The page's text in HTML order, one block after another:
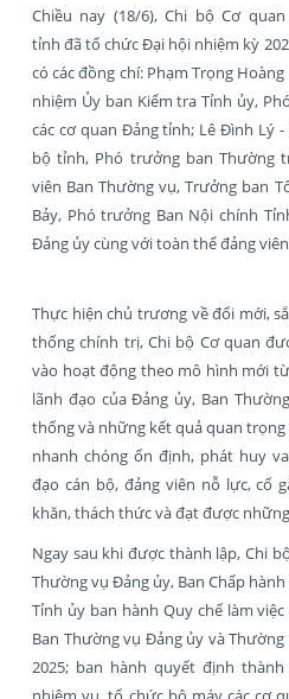
Chiều nay (18/6), Chi bộ Cơ
tỉnh đã tổ chức Đại hội nhiệm kỳ
có các đồng chí: Phạm Trọng
nhiệm Ủy ban Kiểm tra Tỉnh ủy,
các cơ quan Đảng tỉnh; Lê Đình Lý
bộ tỉnh, Phó trưởng ban Thường
viên Ban Thường vụ, Trưởng ban
Bảy, Phó trưởng Ban Nội chính
Đảng ủy cùng với toàn thể đảng
Thực hiện chủ trương về đổi mới,
thống chính trị, Chi bộ Cơ quan
vào hoạt động theo mô hình mới
lãnh đạo của Đảng ủy, Ban
thống và những kết quả quan trọng
nhanh chóng ổn định, phát huy
đạo cán bộ, đảng viên nỗ lực, cố
khăn, thách thức và đạt được
Ngay sau khi được thành lập, Chi
Thường vụ Đảng ủy, Ban Chấp
Tỉnh ủy ban hành Quy chế làm
Ban Thường vụ Đảng ủy và
2025; ban hành quyết định